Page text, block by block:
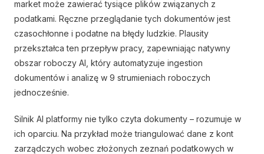
market może zawierać tysiące plików związanych z
podatkami. Ręczne przeglądanie tych dokumentów jest
czasochłonne i podatne na błędy ludzkie. Plausity
przekształca ten przepływ pracy, zapewniając natywny
obszar roboczy AI, który automatyzuje ingestion
dokumentów i analizę w 9 strumieniach roboczych
jednocześnie.
Silnik AI platformy nie tylko czyta dokumenty – rozumuje w
ich oparciu. Na przykład może triangulować dane z kont
zarządczych wobec złożonych zeznań podatkowych w